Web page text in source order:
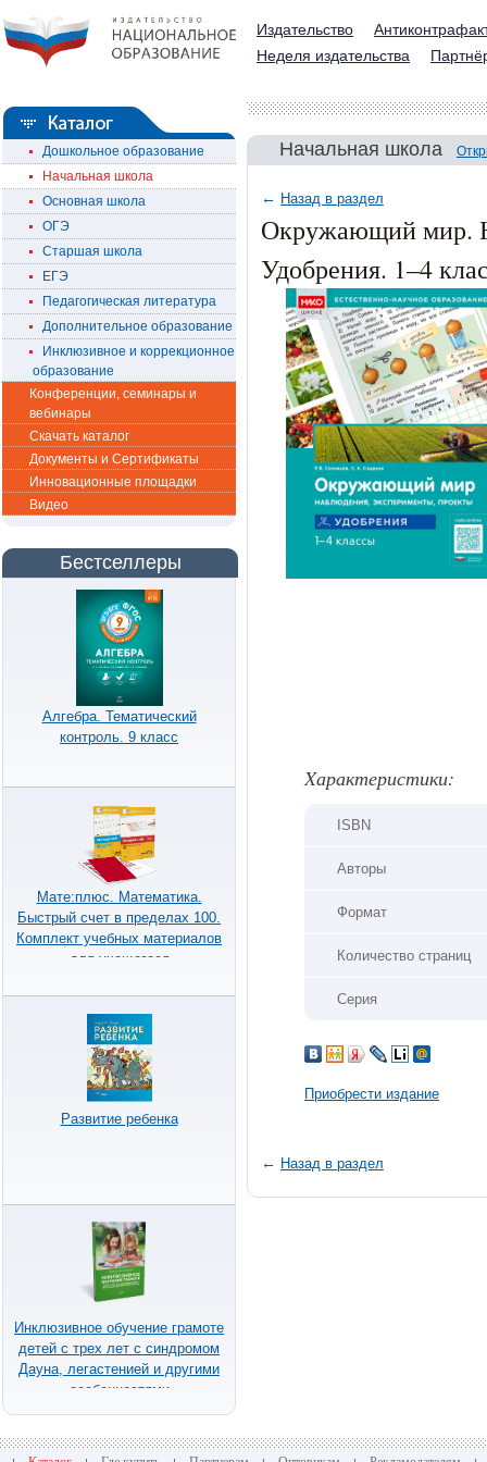
Издательство
Неделя издательства
Дошкольное образование
Начальная школа
Основная школа
ОГЭ
Старшая школа
ЕГЭ
Педагогическая литература
Дополнительное образование
Инклюзивное и коррекционное
образование
Конференции, семинары и
вебинары
Скачать каталог
Документы и Сертификаты
Инновационные площадки
Видео
Бестселлеры
Алгебра. Тематический
контроль. 9 класс
Мате:плюс. Математика.
Быстрый счет в пределах 100.
Комплект учебных материалов
для учащегося
Развитие ребенка
Инклюзивное обучение грамоте
детей с трех лет с синдромом
Дауна, легастенией и другими
особенностями
Начальная школа
← Назад в раздел
Окружающий мир.
Удобрения. 1–4
Xарактеристики:
ISBN
Авторы
Формат
Количество страниц
Серия
Приобрести издание
← Назад в раздел